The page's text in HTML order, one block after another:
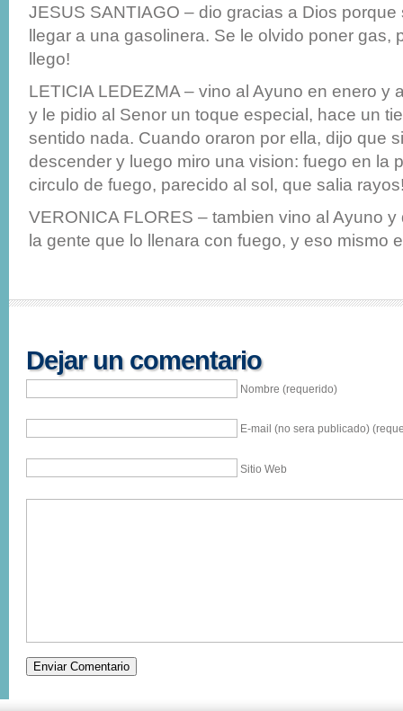
JESUS SANTIAGO – dio gracias a Dios porque
llegar a una gasolinera. Se le olvido poner gas,
llego!
LETICIA LEDEZMA – vino al Ayuno en enero y
y le pidio al Senor un toque especial, hace un
sentido nada. Cuando oraron por ella, dijo que
descender y luego miro una vision: fuego en la
circulo de fuego, parecido al sol, que salia
VERONICA FLORES – tambien vino al Ayuno
la gente que lo llenara con fuego, y eso mismo
Dejar un comentario
Nombre (requerido)
E-mail (no sera publicado)
Sitio Web